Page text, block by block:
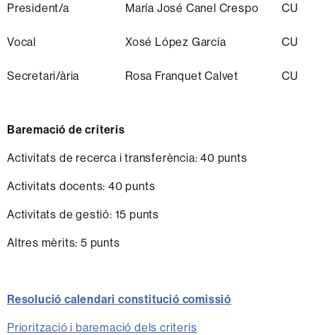
President/a
María José Canel Crespo CU
Vocal Xosé López García CU
Secretari/ària Rosa Franquet Calvet CU
Baremació de criteris
Activitats de recerca i transferència: 40 punts
Activitats docents: 40 punts
Activitats de gestió: 15 punts
Altres mèrits: 5 punts
Resolució calendari constitució comissió
Priorització i baremació dels criteris